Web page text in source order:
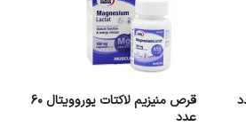
قرص منیزیم لاکتات یوروویتال 60
عدد